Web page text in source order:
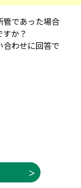
管であった場合
か？
わせに回答で